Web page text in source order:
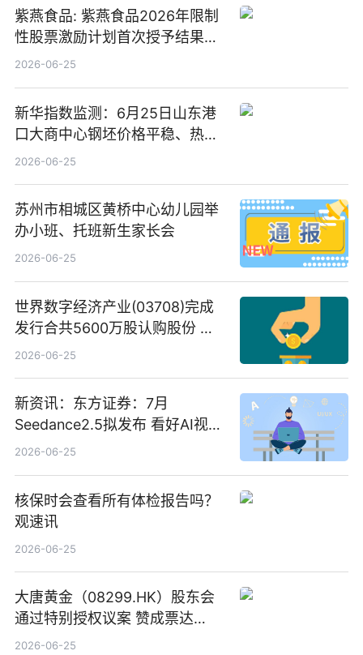
紫燕食品: 紫燕食品2026年限制
性股票激励计划首次授予结果公
告-微资讯
2026-06-25
新华指数监测：6月25日山东港
口大商中心钢坯价格平稳、热轧
C料价格微幅下跌
2026-06-25
苏州市相城区黄桥中心幼儿园举
办小班、托班新生家长会
2026-06-25
世界数字经济产业(03708)完成
发行合共5600万股认购股份 净
筹约1007万港元 独家焦点
2026-06-25
新资讯：东方证券：7月
Seedance2.5拟发布 看好AI视频
创作工作流进一步提效
2026-06-25
核保时会查看所有体检报告吗？
观速讯
2026-06-25
大唐黄金（08299.HK）股东会
通过特别授权议案 赞成票达
100%_新动态
2026-06-25